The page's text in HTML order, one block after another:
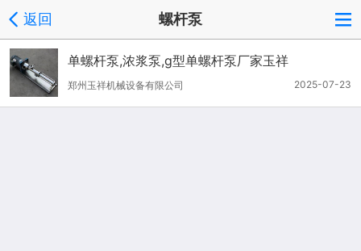
返回 螺杆泵
单螺杆泵,浓浆泵,g型单螺杆泵厂家玉祥
2025-07-23
郑州玉祥机械设备有限公司